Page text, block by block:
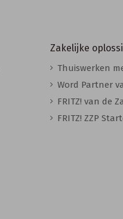
Zakelijke
Thuiswerken
Word Partner
FRITZ! van de
FRITZ! ZZP